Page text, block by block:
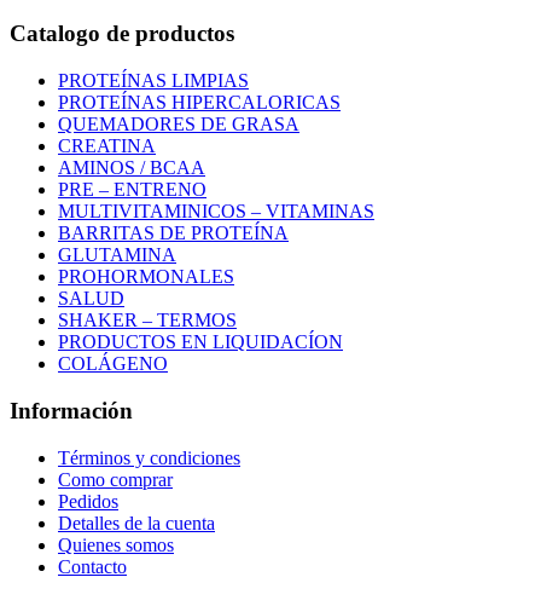
Catalogo de productos
PROTEÍNAS LIMPIAS
PROTEÍNAS HIPERCALORICAS
QUEMADORES DE GRASA
CREATINA
AMINOS / BCAA
PRE – ENTRENO
MULTIVITAMINICOS – VITAMINAS
BARRITAS DE PROTEÍNA
GLUTAMINA
PROHORMONALES
SALUD
SHAKER – TERMOS
PRODUCTOS EN LIQUIDACÍON
COLÁGENO
Información
Términos y condiciones
Como comprar
Pedidos
Detalles de la cuenta
Quienes somos
Contacto